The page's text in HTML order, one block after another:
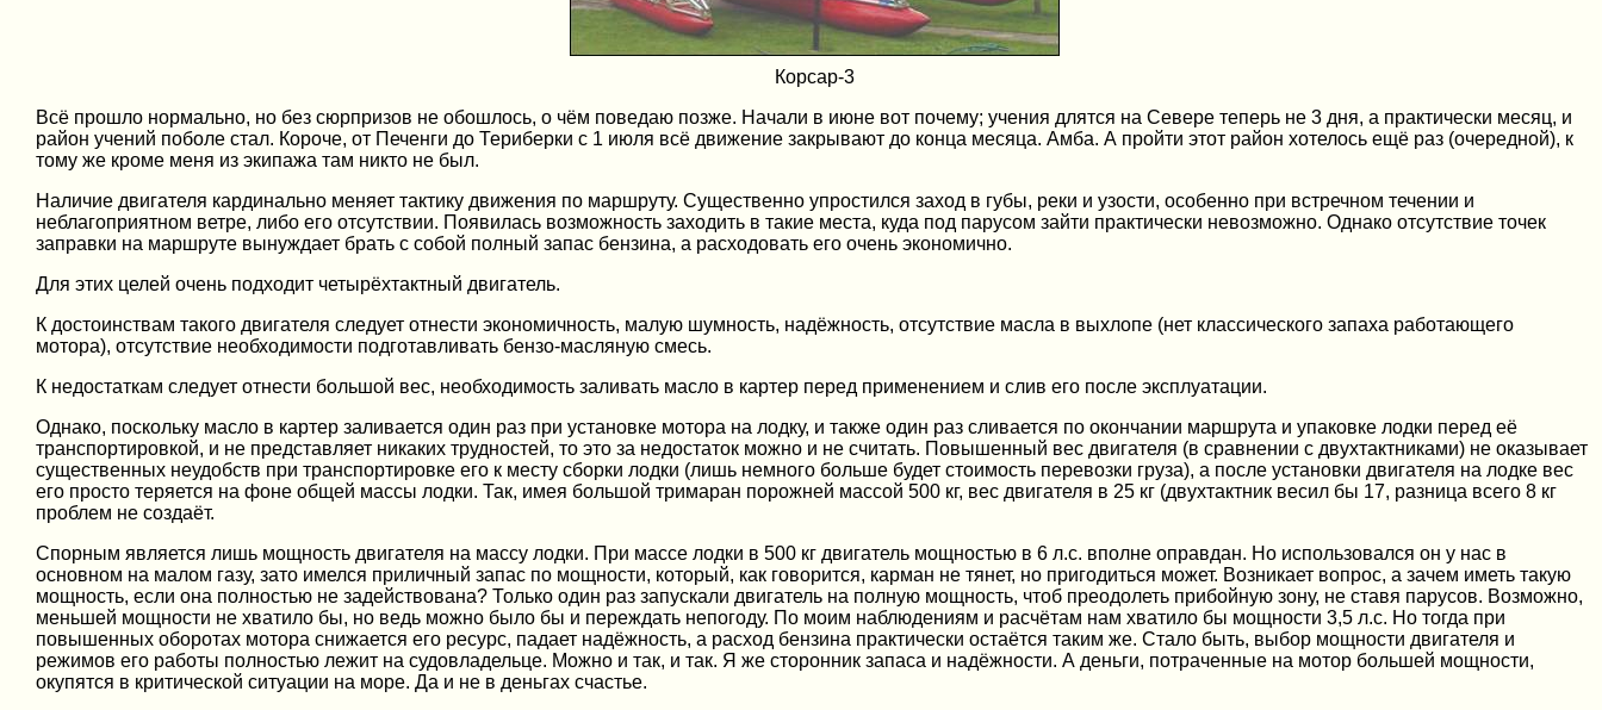
Корсар-3
Всё прошло нормально, но без сюрпризов не обошлось, о чём поведаю позже. Начали в июне вот почему; учения длятся на Севере теперь не 3 дня, а практически месяц, и
район учений поболе стал. Короче, от Печенги до Териберки с 1 июля всё движение закрывают до конца месяца. Амба. А пройти этот район хотелось ещё раз (очередной), к
тому же кроме меня из экипажа там никто не был.
Наличие двигателя кардинально меняет тактику движения по маршруту. Существенно упростился заход в губы, реки и узости, особенно при встречном течении и
неблагоприятном ветре, либо его отсутствии. Появилась возможность заходить в такие места, куда под парусом зайти практически невозможно. Однако отсутствие точек
заправки на маршруте вынуждает брать с собой полный запас бензина, а расходовать его очень экономично.
Для этих целей очень подходит четырёхтактный двигатель.
К достоинствам такого двигателя следует отнести экономичность, малую шумность, надёжность, отсутствие масла в выхлопе (нет классического запаха работающего
мотора), отсутствие необходимости подготавливать бензо-масляную смесь.
К недостаткам следует отнести большой вес, необходимость заливать масло в картер перед применением и слив его после эксплуатации.
Однако, поскольку масло в картер заливается один раз при установке мотора на лодку, и также один раз сливается по окончании маршрута и упаковке лодки перед её
транспортировкой, и не представляет никаких трудностей, то это за недостаток можно и не считать. Повышенный вес двигателя (в сравнении с двухтактниками) не оказывает
существенных неудобств при транспортировке его к месту сборки лодки (лишь немного больше будет стоимость перевозки груза), а после установки двигателя на лодке вес
его просто теряется на фоне общей массы лодки. Так, имея большой тримаран порожней массой 500 кг, вес двигателя в 25 кг (двухтактник весил бы 17, разница всего 8 кг
проблем не создаёт.
Спорным является лишь мощность двигателя на массу лодки. При массе лодки в 500 кг двигатель мощностью в 6 л.с. вполне оправдан. Но использовался он у нас в
основном на малом газу, зато имелся приличный запас по мощности, который, как говорится, карман не тянет, но пригодиться может. Возникает вопрос, а зачем иметь такую
мощность, если она полностью не задействована? Только один раз запускали двигатель на полную мощность, чтоб преодолеть прибойную зону, не ставя парусов. Возможно,
меньшей мощности не хватило бы, но ведь можно было бы и переждать непогоду. По моим наблюдениям и расчётам нам хватило бы мощности 3,5 л.с. Но тогда при
повышенных оборотах мотора снижается его ресурс, падает надёжность, а расход бензина практически остаётся таким же. Стало быть, выбор мощности двигателя и
режимов его работы полностью лежит на судовладельце. Можно и так, и так. Я же сторонник запаса и надёжности. А деньги, потраченные на мотор большей мощности,
окупятся в критической ситуации на море. Да и не в деньгах счастье.